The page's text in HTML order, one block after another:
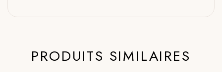
PRODUITS SIMILAIRES